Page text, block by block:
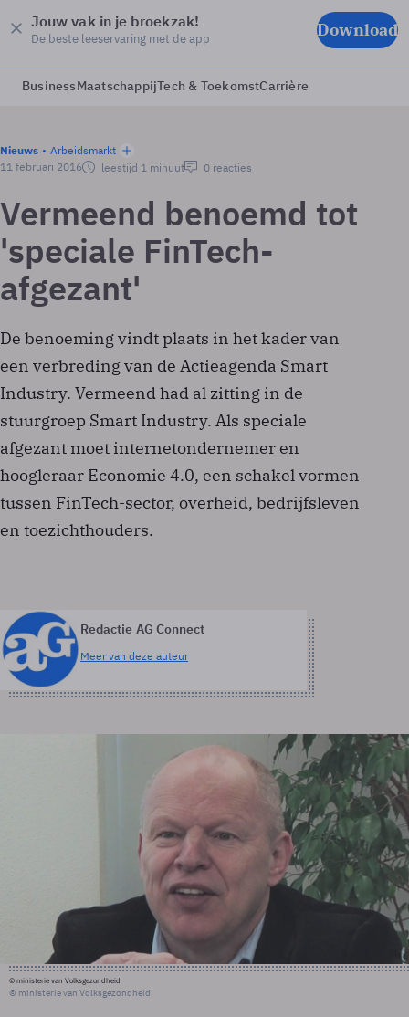
Jouw vak in je broekzak!
De beste leeservaring met de app Download
BusinessMaatschappijTech & ToekomstCarrière
Nieuws
Arbeidsmarkt
11 februari 2016
leestijd 1 minuut 0 reacties
Vermeend benoemd tot
'speciale FinTech-
afgezant'
De benoeming vindt plaats in het kader van
een verbreding van de Actieagenda Smart
Industry. Vermeend had al zitting in de
stuurgroep Smart Industry. Als speciale
afgezant moet internetondernemer en
hoogleraar Economie 4.0, een schakel vormen
tussen FinTech-sector, overheid, bedrijfsleven
en toezichthouders.
Redactie AG Connect
Meer van deze auteur
© ministerie van Volksgezondheid
© ministerie van Volksgezondheid